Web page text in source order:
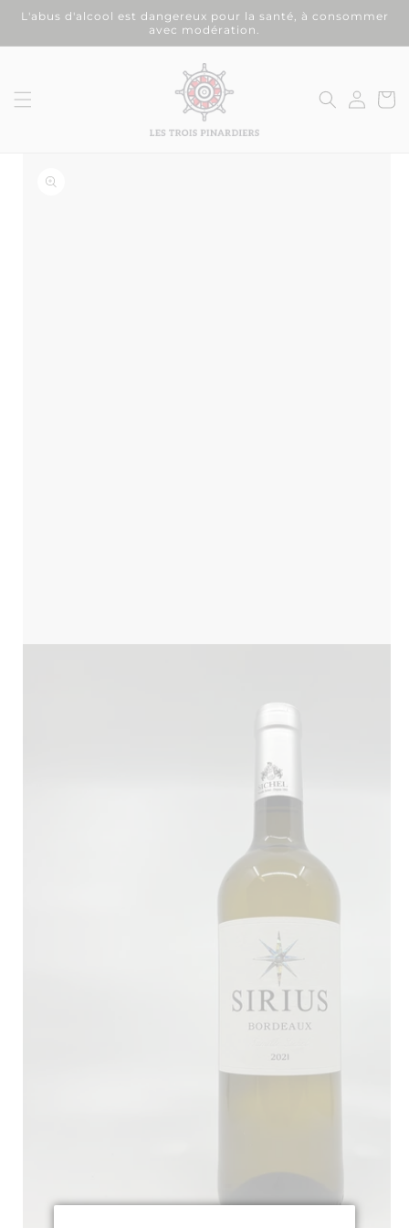
passer
contenu
L'abus d'alcool est dangereux pour la santé, à consommer
avec modération.
Connexion
Panier
Translation